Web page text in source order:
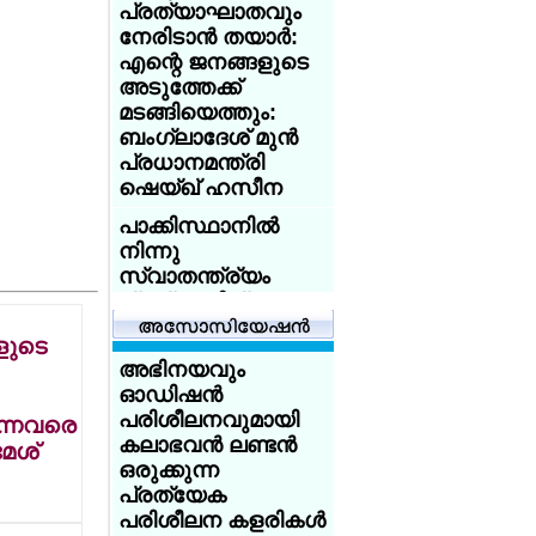
ആസിഡ്
ആക്രമണത്തെ
അതിജീവിച്ച
ഇന്ത്യക്കാരിക്ക്
യുകെ
യൂണിവേഴ്‌സിറ്റിയുടെ
സ്‌കോളര്‍ഷിപ്പ്
യുകെയില്‍
പഠിക്കുകയാണോ?
18 വയസ്സായോ?
ട്രെയിന്‍ ടിക്കറ്റ് 50
ശതമാനം
ഡിസ്‌കൗണ്ട്:
സേവര്‍ റെയില്‍
കാര്‍ഡ് നല്‍കാന്‍
യുകെ
അയര്‍ലന്‍ഡിനായി
ചെസില്‍ തിളങ്ങി
മലയാളി
സഹോദരങ്ങള്‍;
പ്രത്യാഘാതവും
നേരിടാന്‍ തയാര്‍:
എന്റെ ജനങ്ങളുടെ
അടുത്തേക്ക്
മടങ്ങിയെത്തും:
ബംഗ്ലാദേശ് മുന്‍
പ്രധാനമന്ത്രി
ഷെയ്ഖ് ഹസീന
പാക്കിസ്ഥാനില്‍
നിന്നു
സ്വാതന്ത്ര്യം
ബലൂചിസ്ഥാന്‍:
ഓഗസ്റ്റ് 11
സ്വാതന്ത്ര്യ ദിനം
ആഘോഷിക്കാന്‍
ആഹ്വാനം
നടി
തൃഷയ്‌ക്കെതിരേ
ദ്വയാര്‍ഥ
അഭിനയവും
ഓഡിഷന്‍
പരിശീലനവുമായി
കലാഭവന്‍ ലണ്ടന്‍
ഒരുക്കുന്ന
പ്രത്യേക
പരിശീലന കളരികള്‍